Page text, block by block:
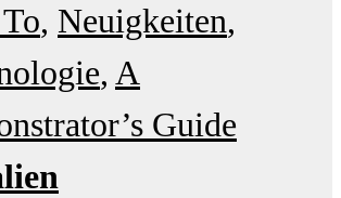
Neuigkeiten
A
Guide